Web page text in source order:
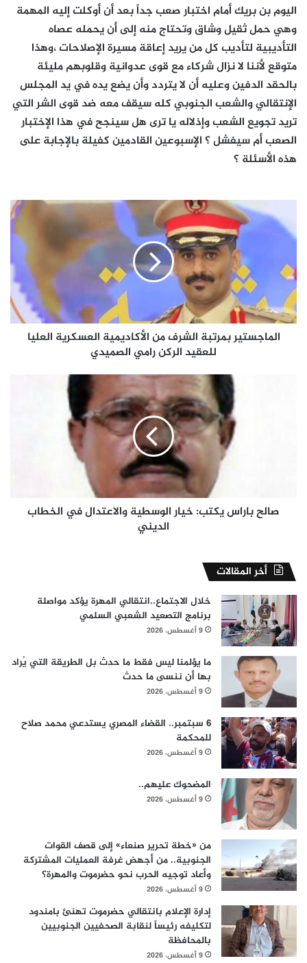
اليوم بن بريك أمام اختبار صعب جداً بعد أن أوكلت إليه المهمة
وهي حمل ثقيل وشاق وتحتاج منه إلى أن يحمله عصاه
التأديبية لتأديب كل من يريد إعاقة مسيرة الإصلاحات ،وهذا
متوقع لأننا لا نزال شركاء مع قوى عدوانية وقلوبهم مليئة
بالحقد الدفين وعليه أن لا يتردد وأن يضع يده في يد المجلس
الإنتقالي والشعب الجنوبي كله سيقف معه ضد قوى الشر التي
تريد تجويع الشعب وإذلاله يا ترى هل سينجح في هذا الإختبار
الصعب أم سيفشل ؟ الإسبوعين القادمين كفيلة بالإجابة على
هذه الأسئلة ؟
بمرتبة
الشرف
الأكاديمية
العسكرية
العليا
للعقيد
الركن
الماجستير بمرتبة الشرف من الأكاديمية العسكرية العليا
للعقيد الركن رامي الصميدي
صالح باراس يكتب: خيار الوسطية والاعتدال في الخطاب
الديني
أخر المقالات
خلال الاجتماع..انتقالي المهرة يؤكد مواصلة
برنامج التصعيد الشعبي السلمي
9 أغسطس، 2026
ما يؤلمنا ليس فقط ما حدث بل الطريقة التي يُراد
بها أن ننسى ما حدث
9 أغسطس، 2026
6 سبتمبر.. القضاء المصري يستدعي محمد صلاح
للمحكمة
9 أغسطس، 2026
المضحوك عليهم..
9 أغسطس، 2026
من «خطة تحرير صنعاء» إلى قصف القوات
الجنوبية.. من أجهض غرفة العمليات المشتركة
وأعاد توجيه الحرب نحو حضرموت والمهرة؟
9 أغسطس، 2026
إدارة الإعلام بانتقالي حضرموت تهنئ بامندود
لتكليفه رئيساً لنقابة الصحفيين الجنوبيين
بالمحافظة
9 أغسطس، 2026